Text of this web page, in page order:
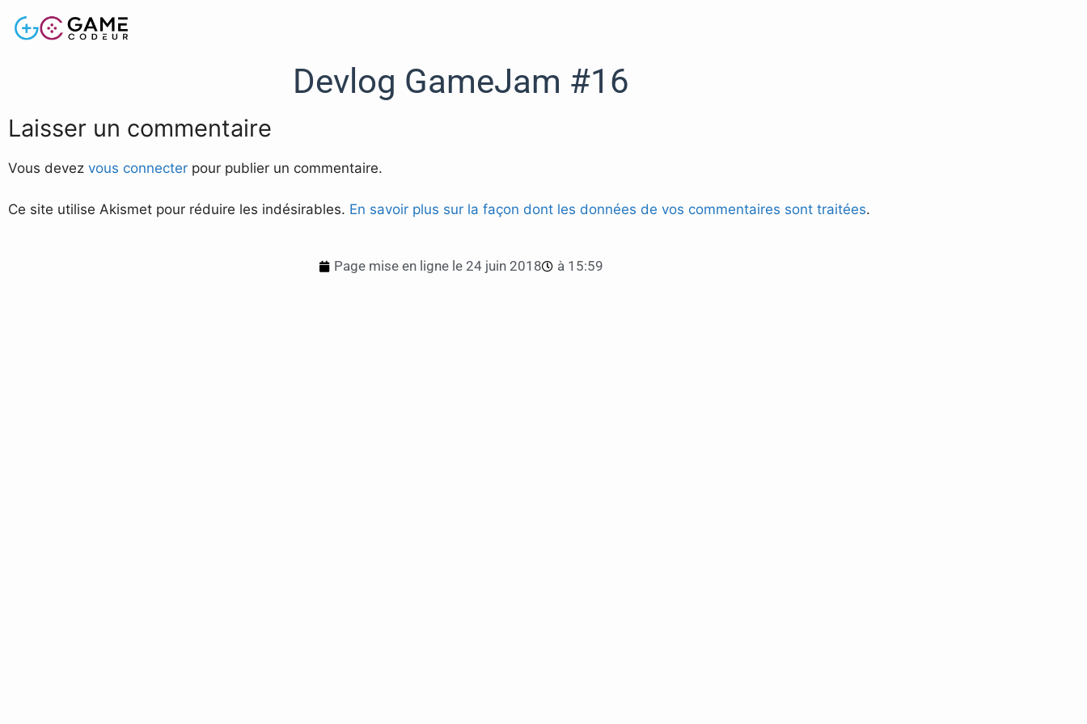
Devlog GameJam #16
Laisser un commentaire
Vous devez vous connecter pour publier un commentaire.
Ce site utilise Akismet pour réduire les indésirables. En savoir plus sur la façon dont les données de vos commentaires sont traitées.
Page mise en ligne le 24 juin 2018 à 15:59